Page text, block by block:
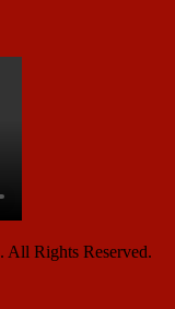
. All Rights Reserved.